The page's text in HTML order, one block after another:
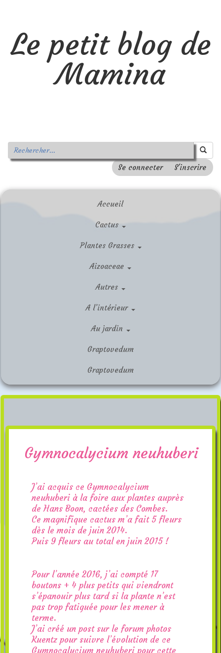
Le petit blog de
Mamina
Se connecter S'inscrire
Accueil
Cactus
Plantes Grasses
Aizoaceae
Autres
A l’intérieur
Au jardin
Graptovedum
Graptovedum
Gymnocalycium neuhuberi
J’ai acquis ce Gymnocalycium
neuhuberi à la foire aux plantes auprès
de Hans Boon, cactées des Combes.
Ce magnifique cactus m’a fait 5 fleurs
dès le mois de juin 2014.
Puis 9 fleurs au total en juin 2015 !
Pour l’année 2016, j’ai compté 17
boutons + 4 plus petits qui viendront
s’épanouir plus tard si la plante n’est
pas trop fatiguée pour les mener à
terme.
J’ai créé un post sur le forum photos
Kuentz pour suivre l’évolution de ce
Gymnocalycium neuhuberi pour cette